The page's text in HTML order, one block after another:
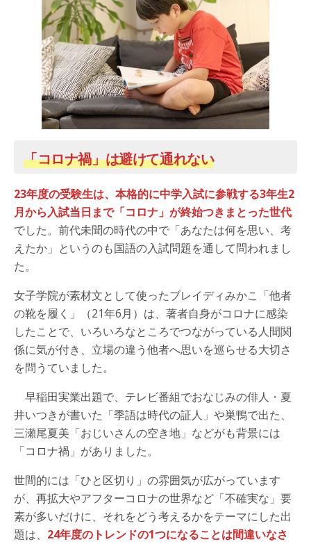
「コロナ禍」は避けて通れない
23年度の受験生は、本格的に中学入試に参戦する3年生2
月から入試当日まで「コロナ」が終始つきまとった世代
でした。前代未聞の時代の中で「あなたは何を思い、考
えたか」というのも国語の入試問題を通して問われまし
た。
女子学院が素材文として使ったブレイディみかこ「他者
の靴を履く」（21年6月）は、著者自身がコロナに感染
したことで、いろいろなところでつながっている人間関
係に気が付き、立場の違う他者へ思いを巡らせる大切さ
を問うていました。
早稲田実業出題で、テレビ番組でおなじみの俳人・夏
井いつきが書いた「季語は時代の証人」や巣鴨で出た、
三瀬尾夏美「おじいさんの空き地」などがも背景には
「コロナ禍」がありました。
世間的には「ひと区切り」の雰囲気が広がっています
が、再拡大やアフターコロナの世界など「不確実な」要
素が多いだけに、それをどう考えるかをテーマにした出
題は、 24年度のトレンドの1つになることは間違いなさ